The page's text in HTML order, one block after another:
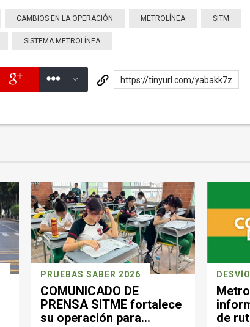
CAMBIOS EN LA OPERACIÓN METROLÍNEA SITM
SISTEMA METROLÍNEA
https://tinyurl.com/yabakk7z
PRUEBAS SABER 2026
COMUNICADO DE
PRENSA SITME fortalece
su operación para
de